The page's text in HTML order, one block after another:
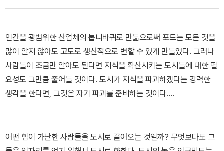
성공 방정식을 도출하며 가장 인간답고, 건강하고, 친환경적이며, 문
화적·경제적으로도 살기 좋은 곳이 바로 도시임을 증명해 보인다.
사들을 찾아 나선다. 도시 규모 역시 근로자들의 이직을 훨씬 더 쉽게
고도의 기업가적 산업에서는 근로자들이 이리저리 회사를 옮겨 다니
면서 발전한다. 젊은이들은 고용주들을 바꾸고 새로운 기술을 익히면
서 생산을 높여 더 좋은 임금을 받게 된다. 함께 일하는 직원 수가 많
으면 특정 신생 기업의 파산에 대비한 암묵적 보험을 드는 것과 같은
효과를 얻는다. 방갈로르에는 항상 또다른 소프트웨어 회사가 생길
것이다. 아울러 기업가로서 재능을 가진 사람들이 몰리면서 실리콘밸
것이다.
인간을 광범위한 산업체의 톱니바퀴로 만듦으로써 포드는 모든 것을
많이 알지 않아도 고도로 생산적으로 변할 수 있게 만들었다. 그러나
사람들이 조금만 알아도 된다면 지식을 확산시키는 도시들에 대한 필
요성도 그만큼 줄어들 것이다. 도시가 지식을 파괴하겠다는 강력한
생각을 한다면, 그것은 자기 파괴를 준비하는 것이다.
디트로이트가 처한 상황의 아이러니이자 궁극적으로 비극이라고 말
제작업체들이 모든 것이 완전히 통합된 거대한 자동차 회사들로 성장
어떤 힘이 가난한 사람들을 도시로 끌어오는 것일까? 무엇보다도 그